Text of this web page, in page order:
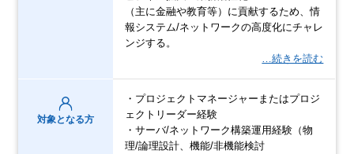
（主に金融や教育等）に貢献するため、情
報システム/ネットワークの高度化にチャレ
ンジする。
…続きを読む
対象となる方
・プロジェクトマネージャーまたはプロジ
ェクトリーダー経験
・サーバ/ネットワーク構築運用経験（物
理/論理設計、機能/非機能検討